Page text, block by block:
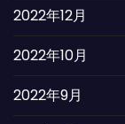
2022年12月
2022年10月
2022年9月